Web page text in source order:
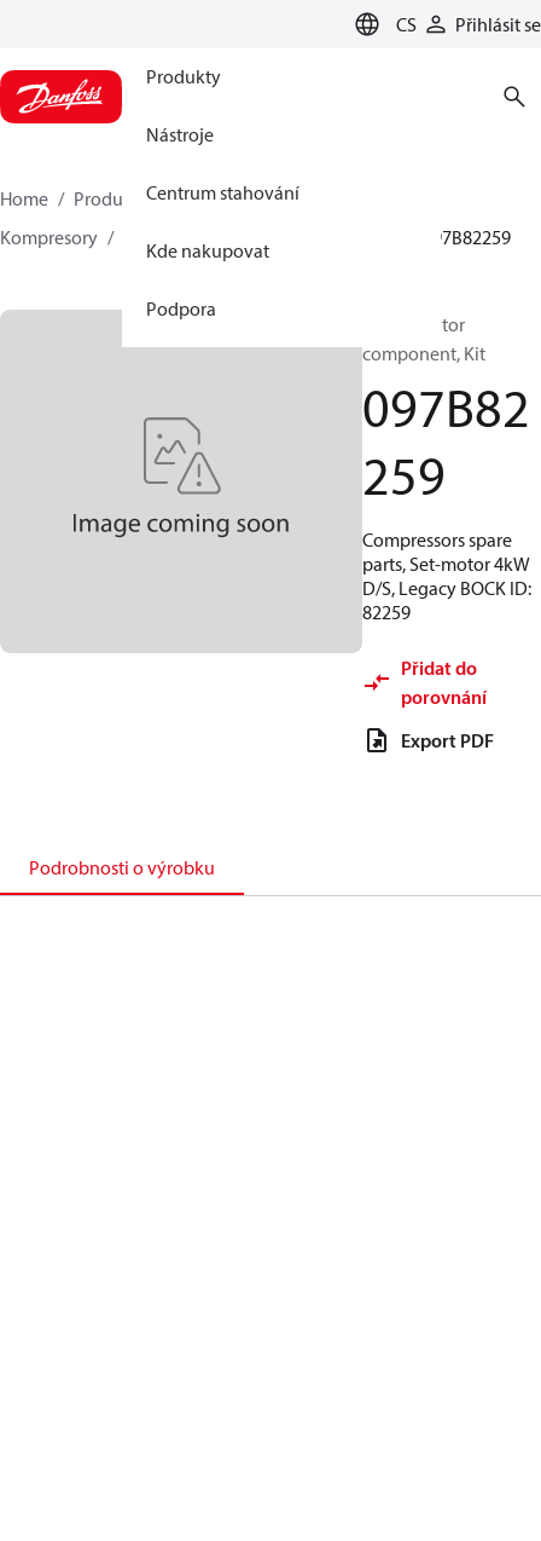
CS Přihlásit se
Produkty
Nástroje
Centrum stahování
Kde nakupovat
Podpora
Home Produkty
Climate Solutions pro vytápění
Kompresory
097B82259
BOCK, Motor
component, Kit
097B82
259
Compressors spare
parts, Set-motor 4kW
D/S, Legacy BOCK ID:
82259
Přidat do
porovnání
Export PDF
Podrobnosti o výrobku